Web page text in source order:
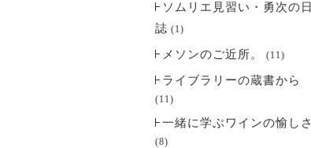
ソムリエ見習い・勇次の日
誌 (1)
メソンのご近所。 (11)
ライブラリーの蔵書から
(11)
一緒に学ぶワインの愉しさ
(8)